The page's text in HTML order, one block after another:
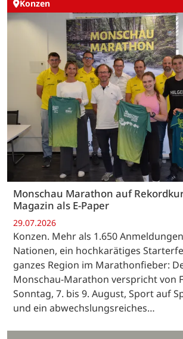
Konzen
Monschau Marathon auf
Magazin als E-Paper
29.07.2026
Konzen. Mehr als 1.650
Nationen, ein hochkarätiges
ganzes Region im Marathonfieber:
Monschau-Marathon verspricht von
Sonntag, 7. bis 9. August, Sport auf
und ein abwechslungsreiches…